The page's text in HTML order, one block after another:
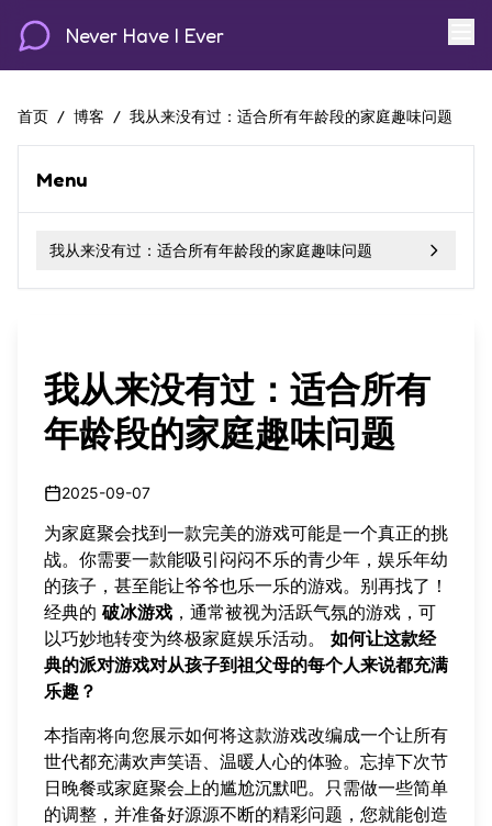
Never Have I Ever
首页 / 博客 / 我从来没有过：适合所有年龄段的家庭趣味问题
Menu
我从来没有过：适合所有年龄段的家庭趣味问题
我从来没有过：适合所有
年龄段的家庭趣味问题
2025-09-07
为家庭聚会找到一款完美的游戏可能是一个真正的挑
战。你需要一款能吸引闷闷不乐的青少年，娱乐年幼
的孩子，甚至能让爷爷也乐一乐的游戏。别再找了！
经典的 破冰游戏 ，通常被视为活跃气氛的游戏，可
以巧妙地转变为终极家庭娱乐活动。 如何让这款经
典的派对游戏对从孩子到祖父母的每个人来说都充满
乐趣？
本指南将向您展示如何将这款游戏改编成一个让所有
世代都充满欢声笑语、温暖人心的体验。忘掉下次节
日晚餐或家庭聚会上的尴尬沉默吧。只需做一些简单
的调整，并准备好源源不断的精彩问题，您就能创造